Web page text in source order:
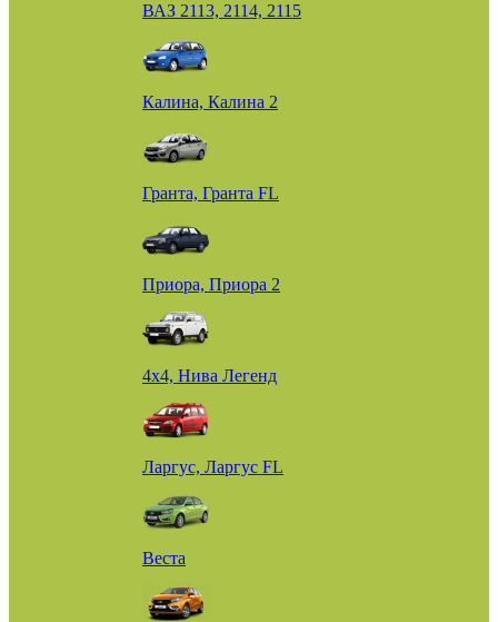
ВАЗ 2113, 2114, 2115
Калина, Калина 2
Гранта, Гранта FL
Приора, Приора 2
4х4, Нива Легенд
Ларгус, Ларгус FL
Веста